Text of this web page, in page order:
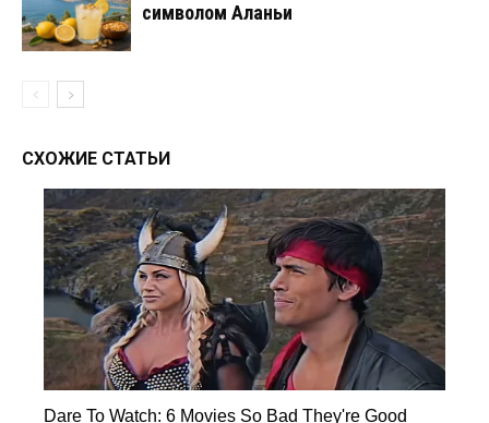
символом Аланьи
СХОЖИЕ СТАТЬИ
Dare To Watch: 6 Movies So Bad They're Good